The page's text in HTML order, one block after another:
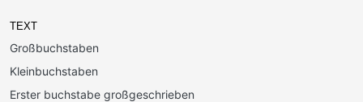
TEXT
Großbuchstaben
Kleinbuchstaben
Erster buchstabe großgeschrieben